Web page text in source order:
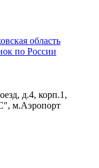
область
по России
д.4, корп.1,
м.Аэропорт